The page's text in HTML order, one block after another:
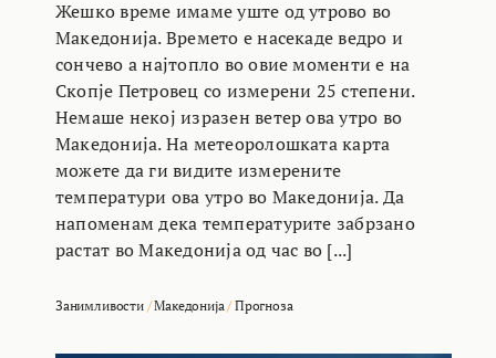
Жешко време имаме уште од утрово во
Македонија. Времето е насекаде ведро и
сончево а најтопло во овие моменти е на
Скопје Петровец со измерени 25 степени.
Немаше некој изразен ветер ова утро во
Македонија. На метеоролошката карта
можете да ги видите измерените
температури ова утро во Македонија. Да
напоменам дека температурите забрзано
растат во Македонија од час во [...]
Занимливости/Македонија/Прогноза